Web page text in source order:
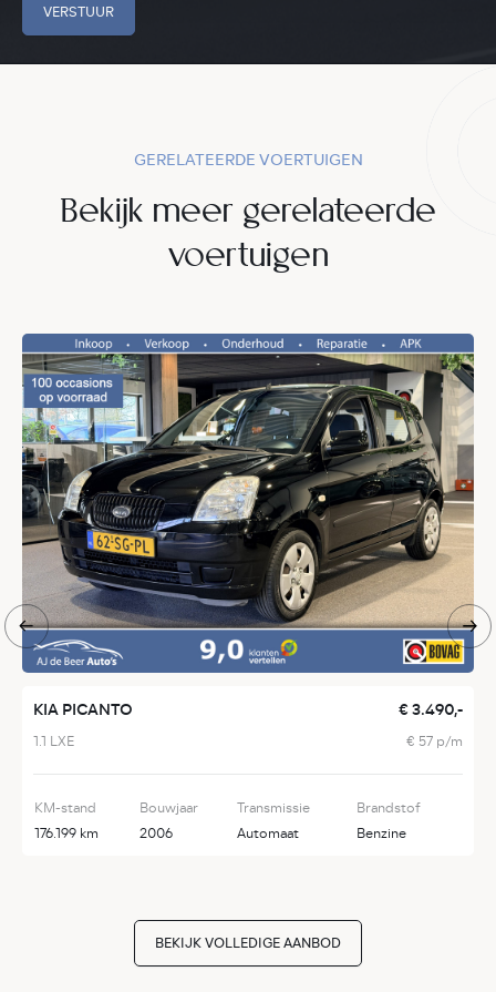
VERSTUUR
GERELATEERDE VOERTUIGEN
Bekijk meer gerelateerde
voertuigen
KIA PICANTO
1.1 LXE
€ 3.490,-
€ 57 p/m
KM-stand
176.199 km
Bouwjaar
2006
Transmissie
Automaat
Brandstof
Benzine
BEKIJK VOLLEDIGE AANBOD